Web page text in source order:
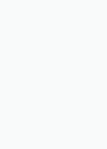
und
verwertbar
Forschung,
periodical/